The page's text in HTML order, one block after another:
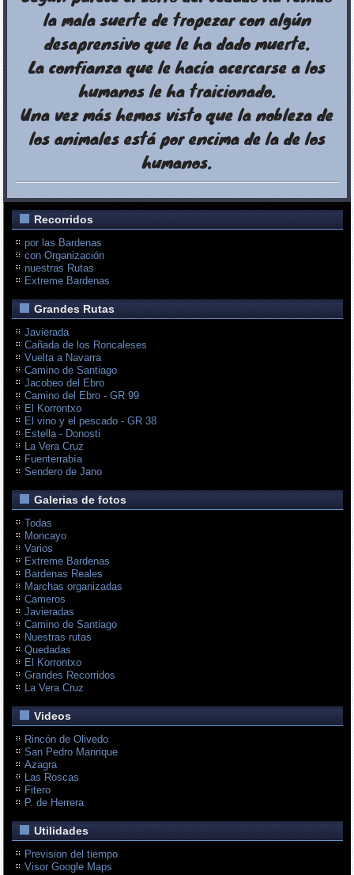
la mala suerte de tropezar con algún
desaprensivo que le ha dado muerte.
La confianza que le hacía acercarse a los
humanos le ha traicionado.
Una vez más hemos visto que la nobleza de
los animales está por encima de la de los
humanos.
Recorridos
por las Bardenas
con Organización
nuestras Rutas
Extreme Bardenas
Grandes Rutas
Javierada
Cañada de los Roncaleses
Vuelta a Navarra
Camino de Santiago
Jacobeo del Ebro
Camino del Ebro - GR 99
El Korrontxo
El vino y el pescado - GR 38
Estella - Donosti
La Vera Cruz
Fuenterrabía
Sendero de Jano
Galerias de fotos
Todas
Moncayo
Varios
Extreme Bardenas
Bardenas Reales
Marchas organizadas
Cameros
Javieradas
Camino de Santiago
Nuestras rutas
Quedadas
El Korrontxo
Grandes Recorridos
La Vera Cruz
Videos
Rincón de Olivedo
San Pedro Manrique
Azagra
Las Roscas
Fitero
P. de Herrera
Utilidades
Prevision del tiempo
Visor Google Maps